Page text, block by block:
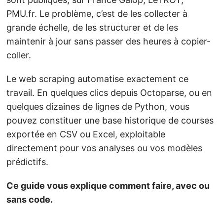
PMU.fr. Le problème, c’est de les collecter à
grande échelle, de les structurer et de les
maintenir à jour sans passer des heures à copier-
coller.
Le web scraping automatise exactement ce
travail. En quelques clics depuis Octoparse, ou en
quelques dizaines de lignes de Python, vous
pouvez constituer une base historique de courses
exportée en CSV ou Excel, exploitable
directement pour vos analyses ou vos modèles
prédictifs.
Ce guide vous explique comment faire, avec ou
sans code.